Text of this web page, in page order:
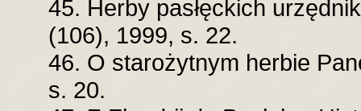
45. Herby pasłęckich
(106), 1999, s. 22.
46. O starożytnym herbie
s. 20.